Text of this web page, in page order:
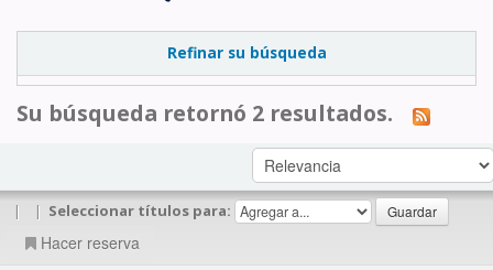
Refinar su búsqueda
Su búsqueda retornó 2 resultados.
| | Seleccionar títulos para:
Hacer reserva